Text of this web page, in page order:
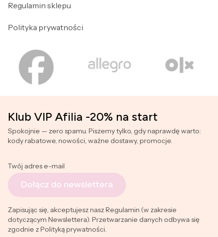
Regulamin sklepu
Polityka prywatności
Klub VIP Afilia -20% na start
Spokojnie — zero spamu. Piszemy tylko, gdy naprawdę warto:
kody rabatowe, nowości, ważne dostawy, promocje.
Twój adres e-mail
Dołącz do newslettera
Zapisując się, akceptujesz nasz Regulamin (w zakresie
dotyczącym Newslettera). Przetwarzanie danych odbywa się
zgodnie z Polityką prywatności.